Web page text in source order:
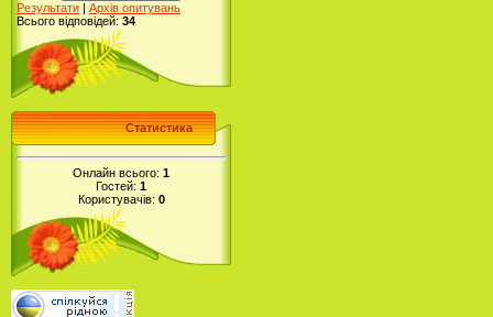
Результати | Архів опитувань
Всього відповідей: 34
Статистика
Онлайн всього: 1
Гостей: 1
Користувачів: 0